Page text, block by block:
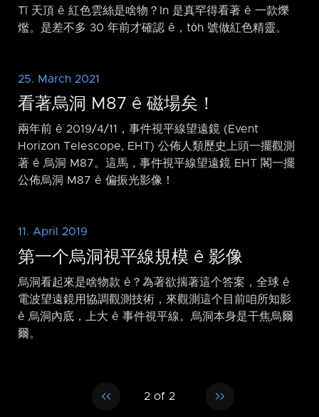
Tī 天頂 ê 紅色雲絲是啥物？In 是真罕得看著 ê 一款爍
爁。是差不多 30 年前才確認 ê，to̍h 號做紅色精靈。
25. March 2021
看著烏洞 M87 ê 磁場矣！
兩年前 ê 2019/4/11，事件視平線望遠鏡 (Event
Horizon Telescope, EHT) 公佈人類歷史上頭一擺觀測
著 ê 烏洞 M87。這馬，事件視平線望遠鏡 EHT 閣一擺
公佈烏洞 M87 ê 偏振光影像！
11. April 2019
第一个烏洞視平線規模 ê 影像
烏洞看起來是啥物款 ê？為著欲揣著這个答案，全球 ê
電波望遠鏡用協調觀測技術，來觀測這个目前咱所知影
ê 烏洞內底，上大 ê 事件視平線。烏洞本身是干焦烏爾
爾。
2 of 2